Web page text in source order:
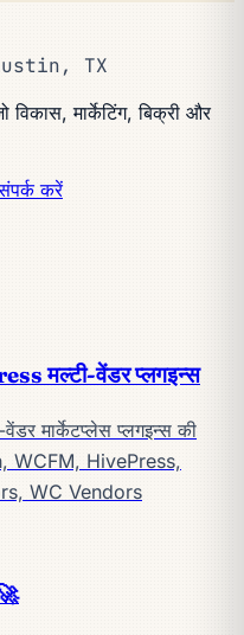
TX
मार्केटिंग, बिक्री और
करें
मल्टी-वेंडर प्लगइन्स
मार्केटप्लेस प्लगइन्स की
WCFM, HivePress,
WC Vendors